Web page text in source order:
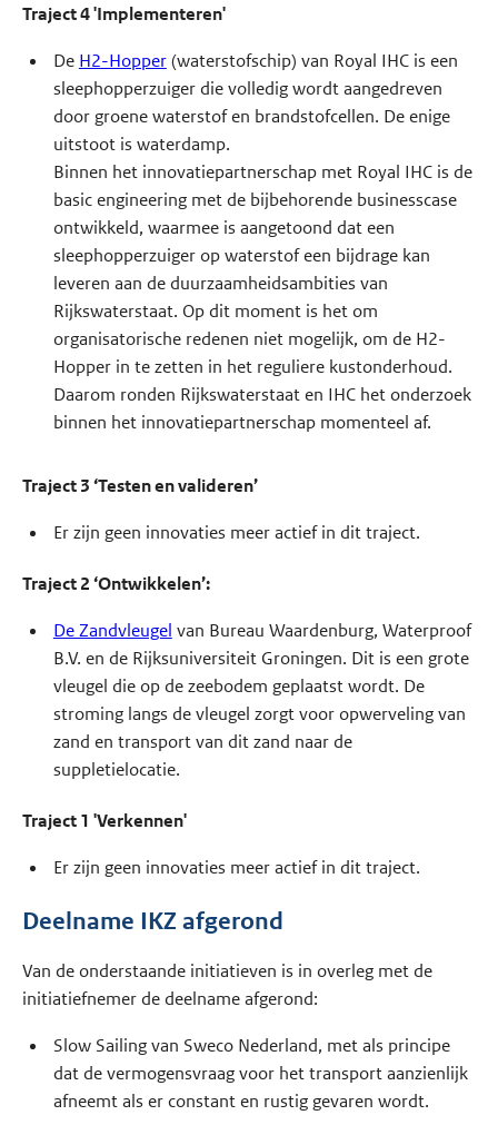
Traject 4 'Implementeren'
De H2-Hopper(waterstofschip) van Royal IHC is een
sleephopperzuiger die volledig wordt aangedreven
door groene waterstof en brandstofcellen. De enige
uitstoot is waterdamp.
Binnen het innovatiepartnerschap met Royal IHC is de
basic engineering met de bijbehorende businesscase
ontwikkeld, waarmee is aangetoond dat een
sleephopperzuiger op waterstof een bijdrage kan
leveren aan de duurzaamheidsambities van
Rijkswaterstaat. Op dit moment is het om
organisatorische redenen niet mogelijk, om de H2-
Hopper in te zetten in het reguliere kustonderhoud.
Daarom ronden Rijkswaterstaat en IHC het onderzoek
binnen het innovatiepartnerschap momenteel af.
Traject 3 ‘Testen en valideren’
Er zijn geen innovaties meer actief in dit traject.
Traject 2 ‘Ontwikkelen’:
De Zandvleugel van Bureau Waardenburg, Waterproof
B.V. en de Rijksuniversiteit Groningen. Dit is een grote
vleugel die op de zeebodem geplaatst wordt. De
stroming langs de vleugel zorgt voor opwerveling van
zand en transport van dit zand naar de
suppletielocatie.
Traject 1 'Verkennen'
Er zijn geen innovaties meer actief in dit traject.
Deelname IKZ afgerond
Van de onderstaande initiatieven is in overleg met de
initiatiefnemer de deelname afgerond:
Slow Sailing van Sweco Nederland, met als principe
dat de vermogensvraag voor het transport aanzienlijk
afneemt als er constant en rustig gevaren wordt.